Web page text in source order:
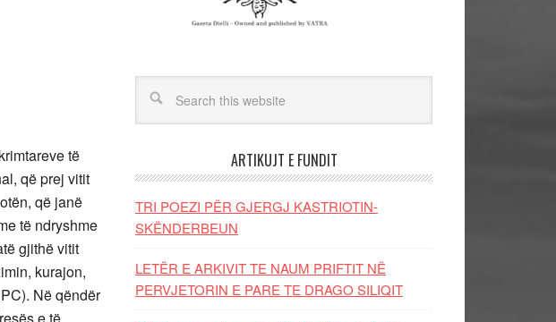
të
që prej vitit
që janë
të ndryshme
gjithë vitit
kurajon,
Në qëndër
ARTIKUJT E FUNDIT
TRI POEZI PËR GJERGJ KASTRIOTIN-
SKËNDERBEUN
LETËR E ARKIVIT TE NAUM PRIFTIT NË
PERVJETORIN E PARE TE DRAGO SILIQIT